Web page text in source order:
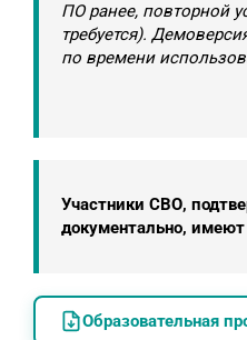
ПО ранее, повторной
требуется).
по времени
Участники СВО,
документально, имеют
Образовательная